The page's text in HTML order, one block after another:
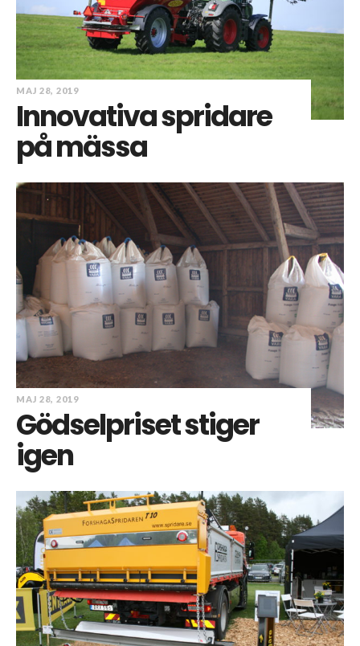
MAJ 28, 2019
Innovativa spridare
på mässa
MAJ 28, 2019
Gödselpriset stiger
igen